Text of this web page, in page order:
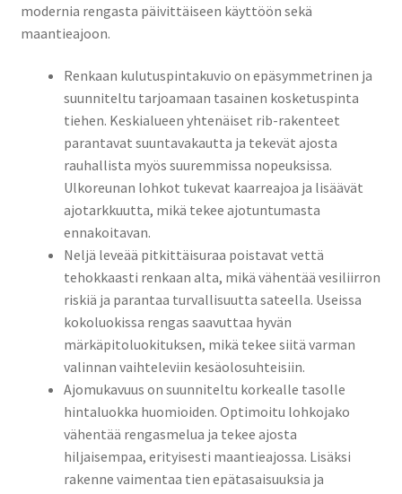
modernia rengasta päivittäiseen käyttöön sekä
maantieajoon.
Renkaan kulutuspintakuvio on epäsymmetrinen ja
suunniteltu tarjoamaan tasainen kosketuspinta
tiehen. Keskialueen yhtenäiset rib-rakenteet
parantavat suuntavakautta ja tekevät ajosta
rauhallista myös suuremmissa nopeuksissa.
Ulkoreunan lohkot tukevat kaarreajoa ja lisäävät
ajotarkkuutta, mikä tekee ajotuntumasta
ennakoitavan.
Neljä leveää pitkittäisuraa poistavat vettä
tehokkaasti renkaan alta, mikä vähentää vesiliirron
riskiä ja parantaa turvallisuutta sateella. Useissa
kokoluokissa rengas saavuttaa hyvän
märkäpitoluokituksen, mikä tekee siitä varman
valinnan vaihteleviin kesäolosuhteisiin.
Ajomukavuus on suunniteltu korkealle tasolle
hintaluokka huomioiden. Optimoitu lohkojako
vähentää rengasmelua ja tekee ajosta
hiljaisempaa, erityisesti maantieajossa. Lisäksi
rakenne vaimentaa tien epätasaisuuksia ja